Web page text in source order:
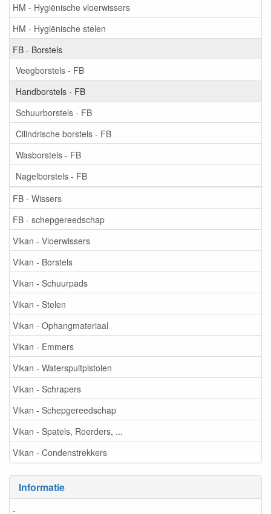
HM - Hygiënische vloerwissers
HM - Hygiënische stelen
FB - Borstels
Veegborstels - FB
Handborstels - FB
Schuurborstels - FB
Cilindrische borstels - FB
Wasborstels - FB
Nagelborstels - FB
FB - Wissers
FB - schepgereedschap
Vikan - Vloerwissers
Vikan - Borstels
Vikan - Schuurpads
Vikan - Stelen
Vikan - Ophangmateriaal
Vikan - Emmers
Vikan - Waterspuitpistolen
Vikan - Schrapers
Vikan - Schepgereedschap
Vikan - Spatels, Roerders, ...
Vikan - Condenstrekkers
Informatie
-